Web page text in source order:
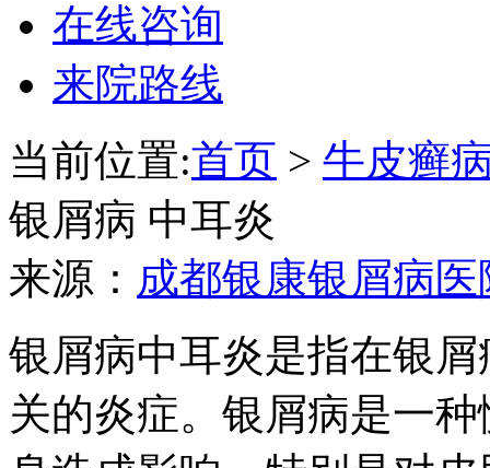
在线咨询
来院路线
当前位置:首页 > 牛皮癣
银屑病 中耳炎
来源： 成都银康银屑病医
银屑病中耳炎是指在银
关的炎症。银屑病是一